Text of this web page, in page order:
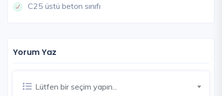
C25 üstü beton sınıfı
Yorum Yaz
Lütfen bir seçim yapın...